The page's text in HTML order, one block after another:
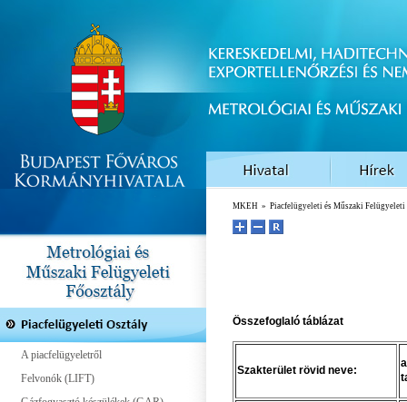
A piacfelügyeletről
Felvonók (LIFT)
MKEH » Piacfelügyeleti és Műszaki Felügyeleti
Összefoglaló táblázat
Szakterület rövid neve: